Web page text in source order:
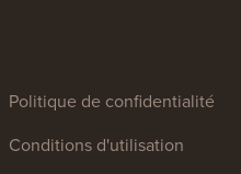
Politique de confidentialité
Conditions d'utilisation